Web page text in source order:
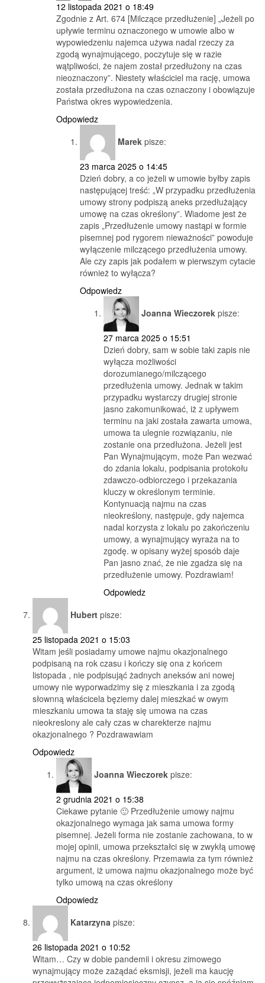
12 listopada 2021 o 18:49
Zgodnie z Art. 674 [Milczące przedłużenie] „Jeżeli po
upływie terminu oznaczonego w umowie albo w
wypowiedzeniu najemca używa nadal rzeczy za
zgodą wynajmującego, poczytuje się w razie
wątpliwości, że najem został przedłużony na czas
nieoznaczony”. Niestety właściciel ma rację, umowa
została przedłużona na czas oznaczony i obowiązuje
Państwa okres wypowiedzenia.
Odpowiedz
Marek pisze:
23 marca 2025 o 14:45
Dzień dobry, a co jeżeli w umowie byłby zapis
następującej treść: „W przypadku przedłużenia
umowy strony podpiszą aneks przedłużający
umowę na czas określony”. Wiadome jest że
zapis „Przedłużenie umowy nastąpi w formie
pisemnej pod rygorem nieważności” powoduje
wyłączenie milczącego przedłużenia umowy.
Ale czy zapis jak podałem w pierwszym cytacie
również to wyłącza?
Odpowiedz
Joanna Wieczorek pisze:
27 marca 2025 o 15:51
Dzień dobry, sam w sobie taki zapis nie
wyłącza możliwości
dorozumianego/milczącego
przedłużenia umowy. Jednak w takim
przypadku wystarczy drugiej stronie
jasno zakomunikować, iż z upływem
terminu na jaki została zawarta umowa,
umowa ta ulegnie rozwiązaniu, nie
zostanie ona przedłużona. Jeżeli jest
Pan Wynajmującym, może Pan wezwać
do zdania lokalu, podpisania protokołu
zdawczo-odbiorczego i przekazania
kluczy w określonym terminie.
Kontynuacją najmu na czas
nieokreślony, następuje, gdy najemca
nadal korzysta z lokalu po zakończeniu
umowy, a wynajmujący wyraża na to
zgodę. w opisany wyżej sposób daje
Pan jasno znać, że nie zgadza się na
przedłużenie umowy. Pozdrawiam!
Odpowiedz
Hubert pisze:
25 listopada 2021 o 15:03
Witam jeśli posiadamy umowe najmu okazjonalnego
podpisaną na rok czasu i kończy się ona z końcem
listopada , nie podpisująć żadnych aneksów ani nowej
umowy nie wyporwadzimy się z mieszkania i za zgodą
słownną właścicela bęziemy dalej mieszkać w owym
mieszkaniu umowa ta staję się umowa na czas
nieokreslony ale cały czas w charekterze najmu
okazjonalnego ? Pozdrawawiam
Odpowiedz
Joanna Wieczorek pisze:
2 grudnia 2021 o 15:38
Ciekawe pytanie 🙂 Przedłużenie umowy najmu
okazjonalnego wymaga jak sama umowa formy
pisemnej. Jeżeli forma nie zostanie zachowana, to w
mojej opinii, umowa przekształci się w zwykłą umowę
najmu na czas określony. Przemawia za tym również
argument, iż umowa najmu okazjonalnego może być
tylko umową na czas określony
Odpowiedz
Katarzyna pisze:
26 listopada 2021 o 10:52
Witam… Czy w dobie pandemii i okresu zimowego
wynajmujący może zażądać eksmisji, jeżeli ma kaucję